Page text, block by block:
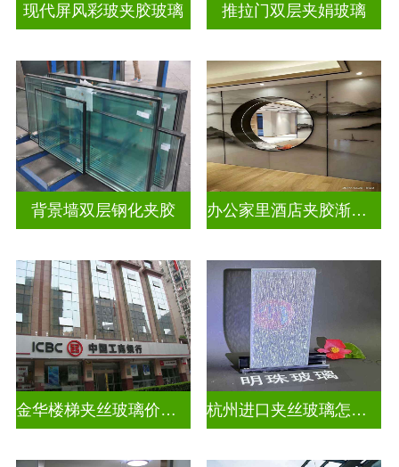
现代屏风彩玻夹胶玻璃 推拉门双层夹娟玻璃
背景墙双层钢化夹胶 办公家里酒店夹胶渐变玻璃
金华楼梯夹丝玻璃价钱多少一米 杭州进口夹丝玻璃怎么卖